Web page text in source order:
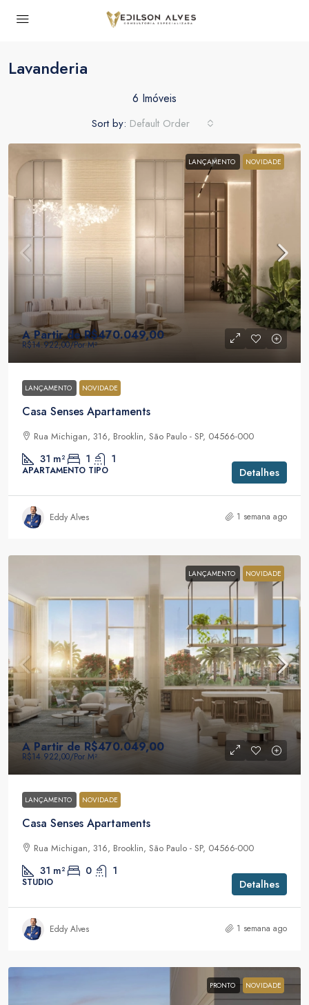
Lavanderia
6 Imóveis
Sort by: Default Order
LANÇAMENTO NOVIDADE
A Partir deR$470.049,00
R$14.922,00/Por M²
LANÇAMENTO NOVIDADE
Casa Senses Apartaments
Rua Michigan, 316, Brooklin, São Paulo - SP, 04566-000
31 m² 1 1
APARTAMENTO TIPO Detalhes
Eddy Alves 1 semana ago
LANÇAMENTO NOVIDADE
A Partir deR$470.049,00
R$14.922,00/Por M²
LANÇAMENTO NOVIDADE
Casa Senses Apartaments
Rua Michigan, 316, Brooklin, São Paulo - SP, 04566-000
31 m² 0 1
STUDIO Detalhes
Eddy Alves 1 semana ago
PRONTO NOVIDADE